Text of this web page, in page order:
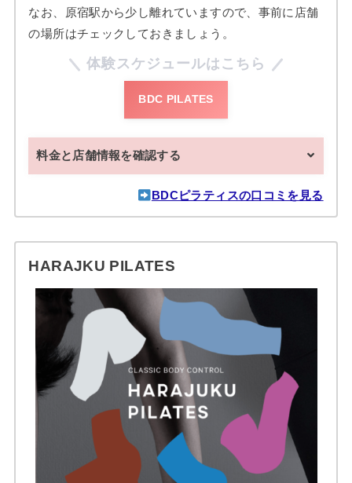
なお、原宿駅から少し離れていますので、事前に店舗
の場所はチェックしておきましょう。
体験スケジュールはこちら
BDC PILATES
料金と店舗情報を確認する
BDCピラティスの口コミを見る
HARAJKU PILATES